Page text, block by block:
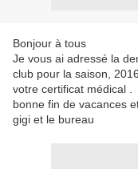
Bonjour à tous
Je vous ai adressé la
club pour la saison,
votre certificat médical .
bonne fin de vacances
gigi et le bureau